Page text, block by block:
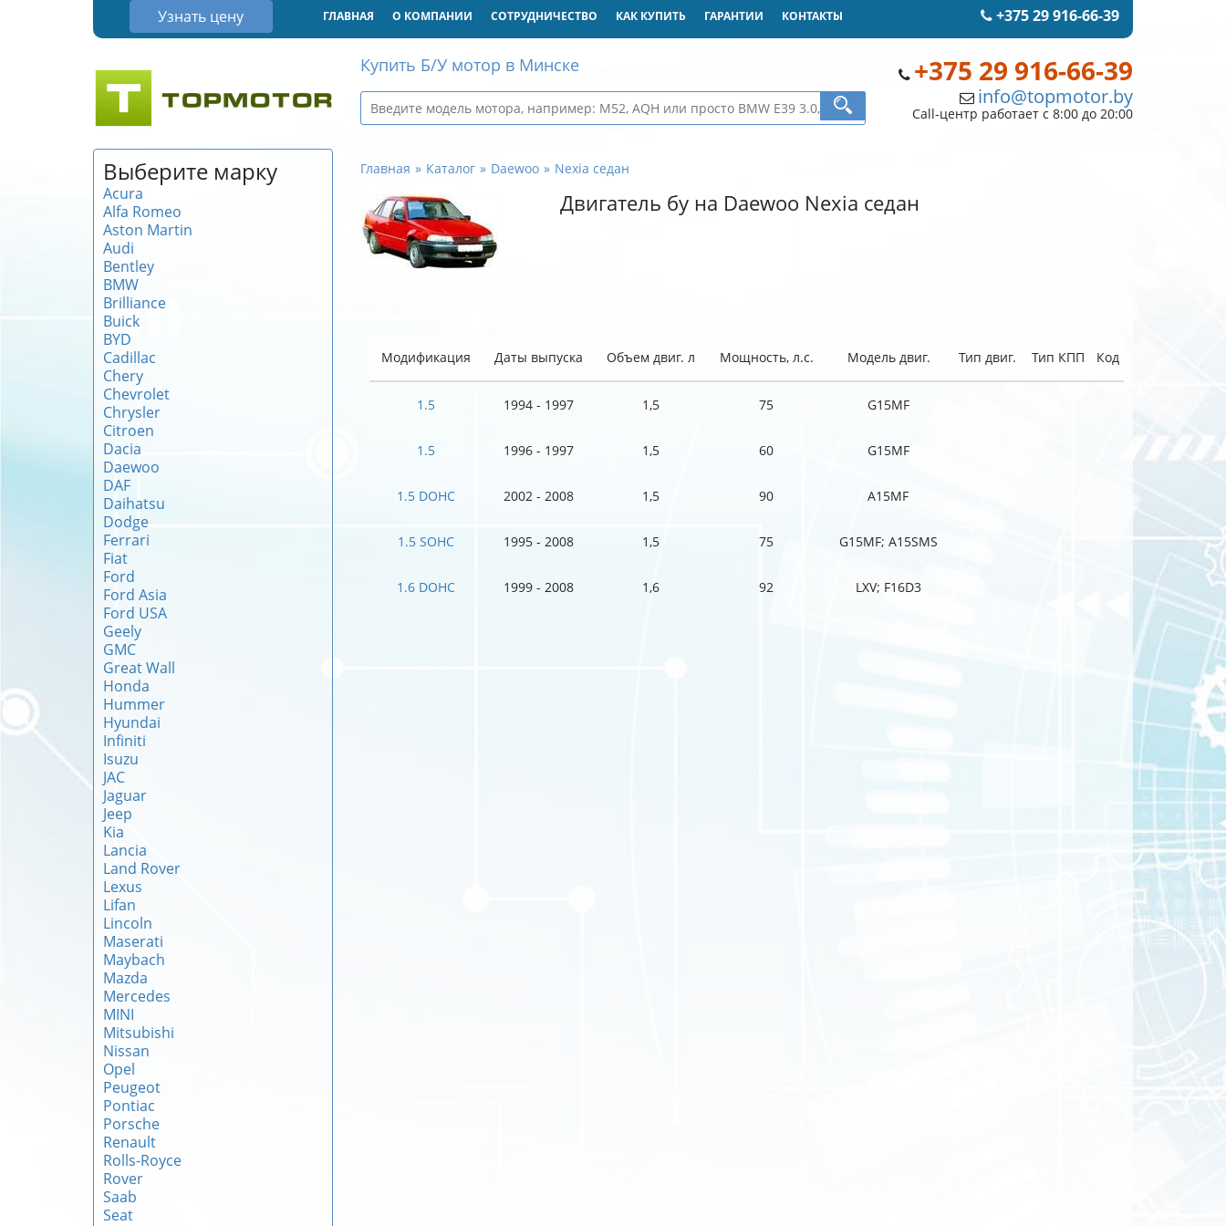
Узнать цену +375 29 916-66-39
ГЛАВНАЯ О КОМПАНИИ СОТРУДНИЧЕСТВО КАК КУПИТЬ ГАРАНТИИ КОНТАКТЫ
+375 29 916-66-39
info@topmotor.by
Call-центр работает с 8:00 до 20:00
Купить Б/У мотор в Минске
Выберите марку
Acura
Alfa Romeo
Aston Martin
Audi
Bentley
BMW
Brilliance
Buick
BYD
Cadillac
Chery
Chevrolet
Chrysler
Citroen
Dacia
Daewoo
DAF
Daihatsu
Dodge
Ferrari
Fiat
Ford
Ford Asia
Ford USA
Geely
GMC
Great Wall
Honda
Hummer
Hyundai
Infiniti
Isuzu
JAC
Jaguar
Jeep
Kia
Lancia
Land Rover
Lexus
Lifan
Lincoln
Maserati
Maybach
Mazda
Mercedes
MINI
Mitsubishi
Nissan
Opel
Peugeot
Pontiac
Porsche
Renault
Rolls-Royce
Rover
Saab
Seat
Главная Каталог Daewoo Nexia седан
Двигатель бу на Daewoo Nexia седан
Модификация Даты выпуска Объем двиг. л Мощность, л.с. Модель двиг. Тип двиг. Тип КПП Код
1.5 1994 - 1997 1,5 75 G15MF
1.5 1996 - 1997 1,5 60 G15MF
1.5 DOHC 2002 - 2008 1,5 90 A15MF
1.5 SOHC 1995 - 2008 1,5 75 G15MF; A15SMS
1.6 DOHC 1999 - 2008 1,6 92 LXV; F16D3